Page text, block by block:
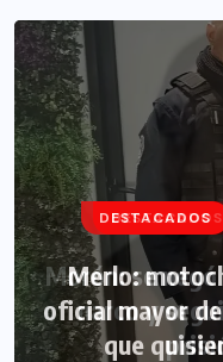
DESTACADOS
Merlo:
oficial mayor
que
DESTACADOS
Morón: se
narco y